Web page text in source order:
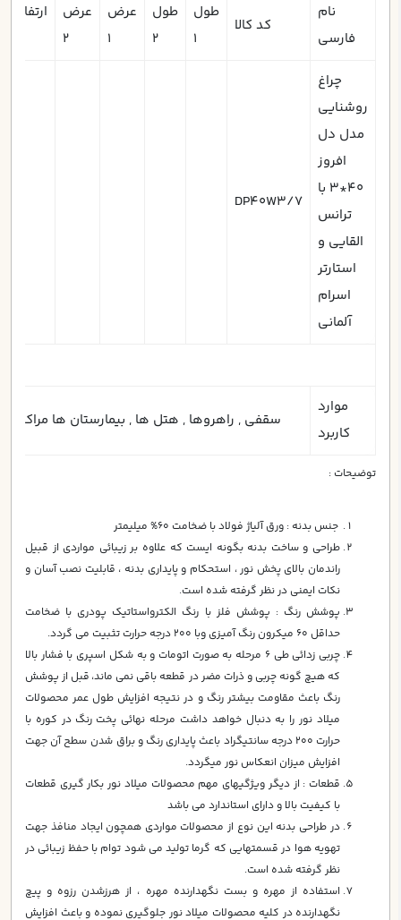
نام
فارسی
کد کالا
طول
طول
2
عرض
عرض
2
ارتفاع
چراغ
روشنایی
مدل دل
افروز
40*3 با
ترانس
القایی و
استارتر
اسرام
آلمانی
DP40W3/7
موارد
کاربرد
سقفي , راهروها , هتل ها , بيمارستان ها مراكز
توضیحات :
جنس بدنه : ورق آلياژ فولاد با ضخامت 60% ميليمتر
طراحي و ساخت بدنه بگونه ايست كه علاوه بر زيبائي مواردي از قبيل
راندمان بالاي پخش نور ، استحكام و پايداري بدنه ، قابليت نصب آسان و
نكات ايمني در نظر گرفته شده است.
پوشش رنگ : پوشش فلز با رنگ الكترواستاتيك پودري با ضخامت
حداقل 60 ميكرون رنگ آميزي وبا 200 درجه حرارت تثبيت مي گردد.
چربي زدائي طی 6 مرحله به صورت اتومات و به شکل اسپری با فشار بالا
که هیچ گونه چربی و ذرات مضر در قطعه باقی نمی ماند، قبل از پوشش
رنگ باعث مقاومت بيشتر رنگ و در نتيجه افزايش طول عمر محصولات
ميلاد نور را به دنبال خواهد داشت مرحله نهائي پخت رنگ در كوره با
حرارت 200 درجه سانتيگراد باعث پايداري رنگ و براق شدن سطح آن جهت
افزايش ميزان انعكاس نور ميگردد.
قطعات : از ديگر ويژگيهاي مهم محصولات ميلاد نور بكار گيري قطعات
با كيفيت بالا و داراي استاندارد مي باشد
در طراحي بدنه اين نوع از محصولات مواردي همچون ايجاد منافذ جهت
تهويه هوا در قسمتهايي كه گرما توليد مي شود توام با حفظ زيبائي در
نظر گرفته شده است.
استفاده از مهره و بست نگهدارنده مهره ، از هرزشدن رزوه و پيچ
نگهدارنده در كليه محصولات ميلاد نور جلوگيري نموده و باعث افزايش